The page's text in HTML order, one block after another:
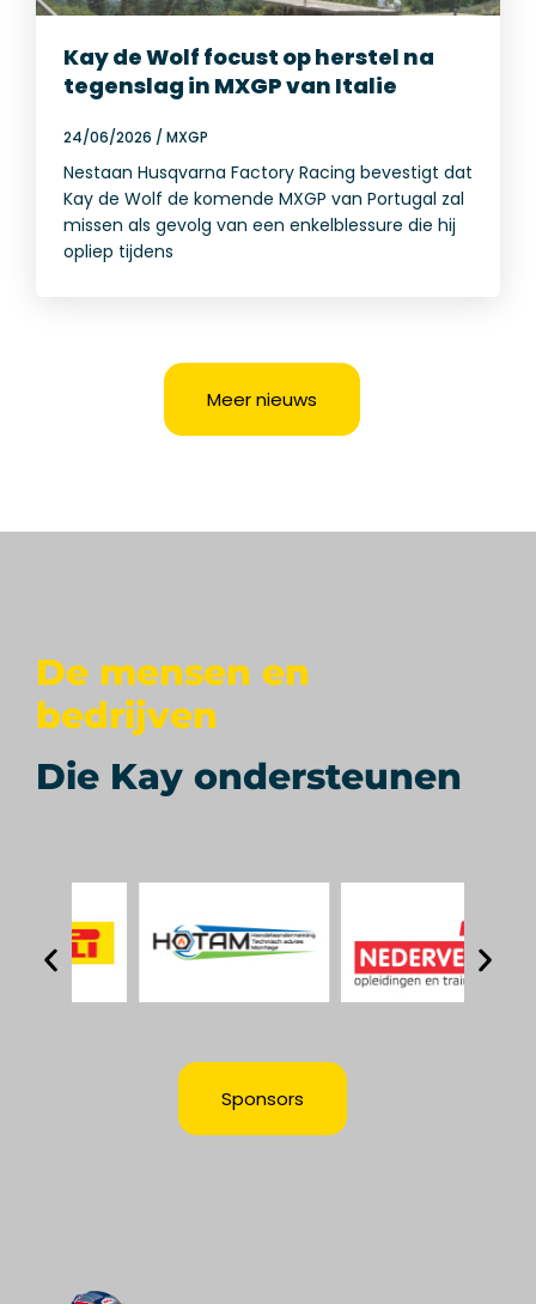
Kay de Wolf focust op herstel na
tegenslag in MXGP van Italie
24/06/2026 / MXGP
Nestaan Husqvarna Factory Racing bevestigt dat
Kay de Wolf de komende MXGP van Portugal zal
missen als gevolg van een enkelblessure die hij
opliep tijdens
Meer nieuws
De mensen en
bedrijven
Die Kay ondersteunen
Sponsors